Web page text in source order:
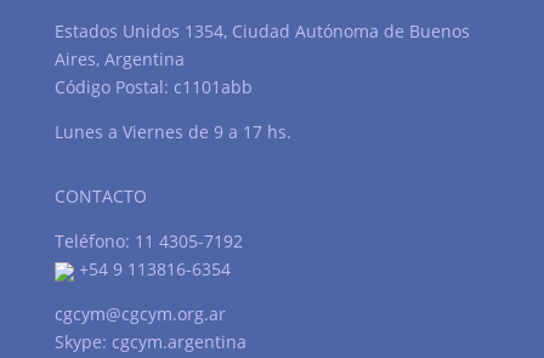
Estados Unidos 1354, Ciudad Autónoma de Buenos
Aires, Argentina
Código Postal: c1101abb
Lunes a Viernes de 9 a 17 hs.
CONTACTO
Teléfono: 11 4305-7192
+54 9 113816-6354
cgcym@cgcym.org.ar
Skype: cgcym.argentina